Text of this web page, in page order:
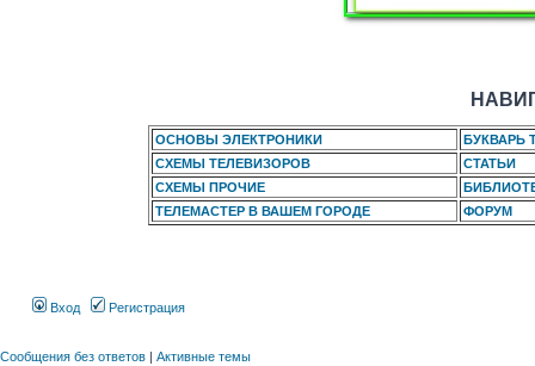
ОСНОВЫ ЭЛЕКТРОНИКИ
БУКВАРЬ
СХЕМЫ ТЕЛЕВИЗОРОВ
СТАТЬИ
СХЕМЫ ПРОЧИЕ
ТЕЛЕМАСТЕР В ВАШЕМ ГОРОДЕ
ФОРУМ
Вход Регистрация
Сообщения без ответов | Активные темы